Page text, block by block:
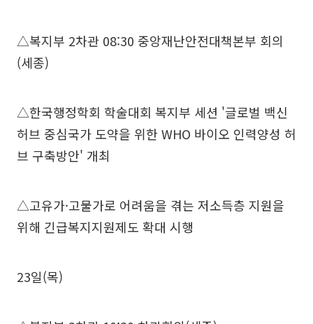
△복지부 2차관 08:30 중앙재난안전대책본부 회의
(세종)
△한국행정학회 학술대회 복지부 세션 '글로벌 백신
허브 중심국가 도약을 위한 WHO 바이오 인력양성 허
브 구축방안' 개최
△고유가·고물가로 어려움을 겪는 저소득층 지원을
위해 긴급복지지원제도 확대 시행
23일(목)